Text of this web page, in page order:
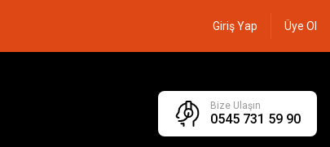
Giriş Yap Üye Ol
Bize Ulaşın
0545 731 59 90